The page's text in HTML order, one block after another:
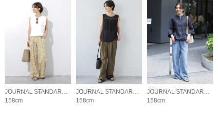
JOURNAL STANDARD relume LADYS
158cm
JOURNAL STANDARD relume LADYS
158cm
JOURNAL STANDARD relume LADYS
158cm